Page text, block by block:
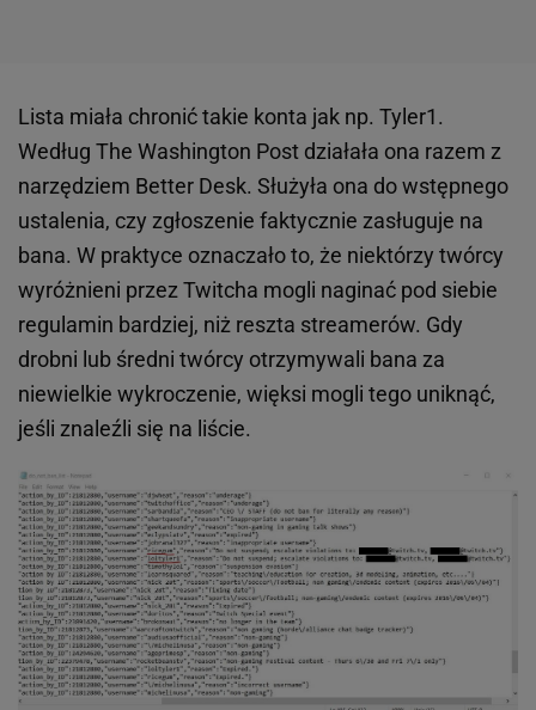
Lista miała chronić takie konta jak np. Tyler1.
Według The Washington Post działała ona razem z
narzędziem Better Desk. Służyła ona do wstępnego
ustalenia, czy zgłoszenie faktycznie zasługuje na
bana. W praktyce oznaczało to, że niektórzy twórcy
wyróżnieni przez Twitcha mogli naginać pod siebie
regulamin bardziej, niż reszta streamerów. Gdy
drobni lub średni twórcy otrzymywali bana za
niewielkie wykroczenie, więksi mogli tego uniknąć,
jeśli znaleźli się na liście.